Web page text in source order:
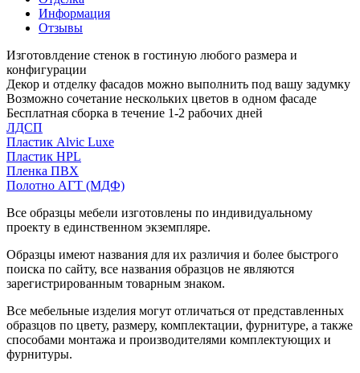
Информация
Отзывы
Изготовлдение стенок в гостиную любого размера и
конфигурации
Декор и отделку фасадов можно выполнить под вашу задумку
Возможно сочетание нескольких цветов в одном фасаде
Бесплатная сборка в течение 1-2 рабочих дней
ЛДСП
Пластик Alvic Luxe
Пластик HPL
Пленка ПВХ
Полотно АГТ (МДФ)
Все образцы мебели изготовлены по индивидуальному
проекту в единственном экземпляре.
Образцы имеют названия для их различия и более быстрого
поиска по сайту, все названия образцов не являются
зарегистрированным товарным знаком.
Все мебельные изделия могут отличаться от представленных
образцов по цвету, размеру, комплектации, фурнитуре, а также
способами монтажа и производителями комплектующих и
фурнитуры.